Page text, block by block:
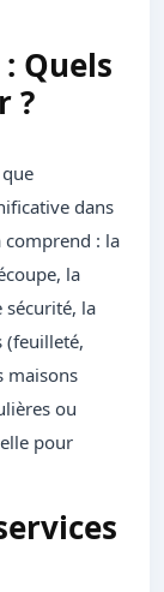
Quels
?
dans
comprend : la
la
sécurité, la
(feuilleté,
maisons
ou
pour